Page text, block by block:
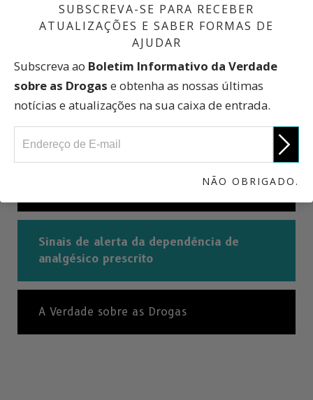
Compreender Porque é que os Analgésicos
se Tornam tão Viciantes
OxyContin a “Hillbilly Heroin”
Sinais de alerta da dependência de
analgésico prescrito
A Verdade sobre as Drogas
SUBSCREVA-SE PARA RECEBER
ATUALIZAÇÕES E SABER FORMAS DE
AJUDAR
Subscreva ao Boletim Informativo da Verdade
sobre as Drogas e obtenha as nossas últimas
notícias e atualizações na sua caixa de entrada.
NÃO OBRIGADO.